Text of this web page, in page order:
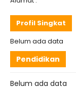
Profil Singkat
Belum ada data
Pendidikan
Belum ada data